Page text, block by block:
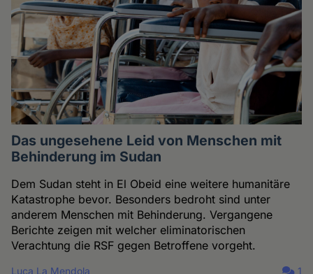
Das ungesehene Leid von Menschen mit
Behinderung im Sudan
Dem Sudan steht in El Obeid eine weitere humanitäre
Katastrophe bevor. Besonders bedroht sind unter
anderem Menschen mit Behinderung. Vergangene
Berichte zeigen mit welcher eliminatorischen
Verachtung die RSF gegen Betroffene vorgeht.
Luca La Mendola
1